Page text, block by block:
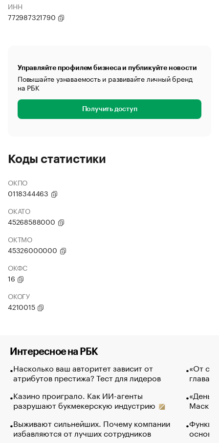
ИНН
772987321790
Управляйте профилем бизнеса и публикуйте новости
Повышайте узнаваемость и развивайте личный бренд
на РБК
Получить доступ
Коды статистики
ОКПО
0118344463
ОКАТО
45268588000
ОКТМО
45326000000
ОКФС
16
ОКОГУ
4210015
Интересное на РБК
Насколько ваш авторитет зависит от
атрибутов престижа? Тест для лидеров
Казино проиграло. Как ИИ-агенты
разрушают букмекерскую индустрию
Выживают сильнейших. Почему компании
избавляются от лучших сотрудников
«От
глава
Маск в
основ